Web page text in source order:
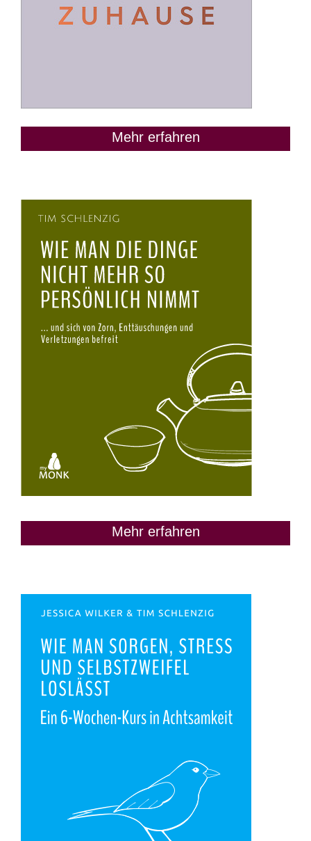
Mehr erfahren
Mehr erfahren